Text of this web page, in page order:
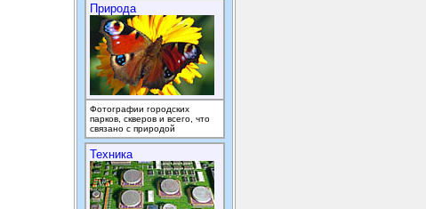
Природа
Фотографии городских
парков, скверов и всего, что
связано с природой
Техника